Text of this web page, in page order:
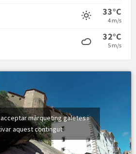
33°C
4 m/s
32°C
5 m/s
màrqueting galetes i
aquest contingut